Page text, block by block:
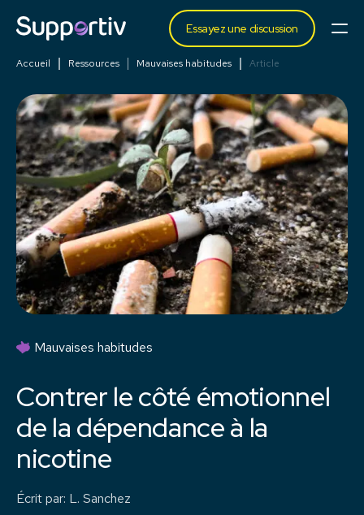
Essayez une discussion
Accueil Ressources Mauvaises habitudes Article
Mauvaises habitudes
Contrer le côté émotionnel
de la dépendance à la
nicotine
Écrit par: L. Sanchez